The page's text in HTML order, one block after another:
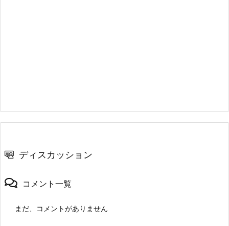
ディスカッション
コメント一覧
まだ、コメントがありません